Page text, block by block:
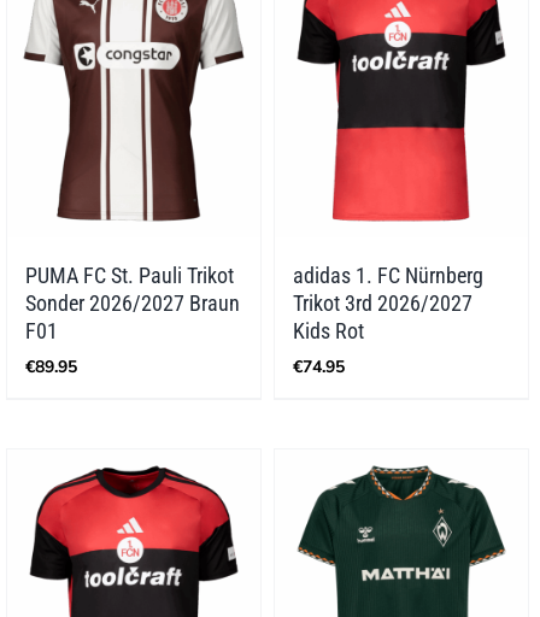
PUMA FC St. Pauli Trikot
Sonder 2026/2027 Braun
F01
€89.95
adidas 1. FC Nürnberg
Trikot 3rd 2026/2027
Kids Rot
€74.95